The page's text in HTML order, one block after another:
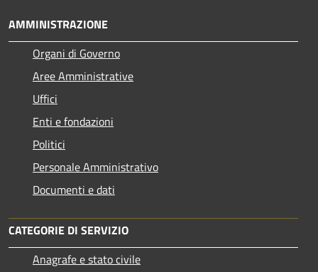
AMMINISTRAZIONE
Organi di Governo
Aree Amministrative
Uffici
Enti e fondazioni
Politici
Personale Amministrativo
Documenti e dati
CATEGORIE DI SERVIZIO
Anagrafe e stato civile